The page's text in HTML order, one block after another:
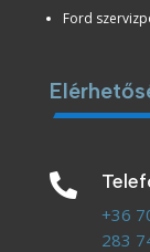
Ford

+36
283